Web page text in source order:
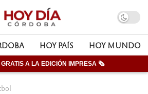
HOY PAÍS HOY MUNDO
A LA EDICIÓN IMPRESA 🗞